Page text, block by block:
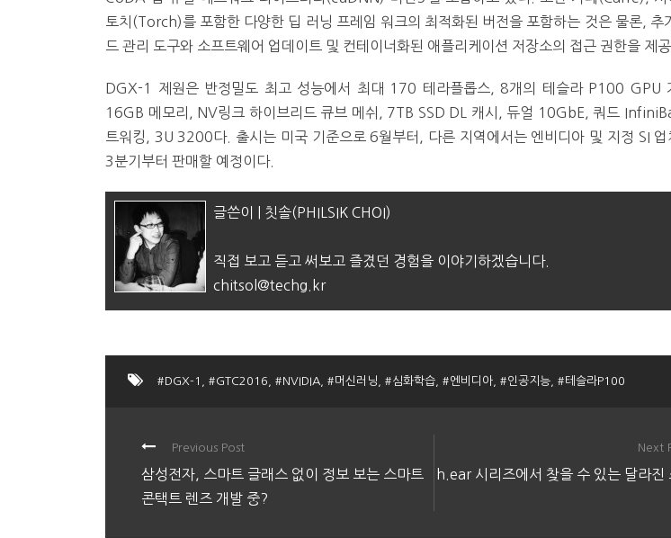
토치(Torch)를 포함한 다양한 딥 러닝 프레임 워크의 최적화된 버전을 포함하는 것은 물론, 추
드 관리 도구와 소프트웨어 업데이트 및 컨테이너화된 애플리케이션 저장소의 접근 권한을 제
DGX-1 제원은 반정밀도 최고 성능에서 최대 170 테라플롭스, 8개의 테슬라 P100 GPU
16GB 메모리, NV링크 하이브리드 큐브 메쉬, 7TB SSD DL 캐시, 듀얼 10GbE, 쿼드
트워킹, 3U 3200다. 출시는 미국 기준으로 6월부터, 다른 지역에서는 엔비디아 및 지정 SI
3분기부터 판매할 예정이다.
글쓴이 | 칫솔(PHILSIK CHOI)
직접 보고 듣고 써보고 즐겼던 경험을 이야기하겠습니다.
chitsol@techg.kr
#DGX-1 #GTC2016 #NVIDIA #머신러닝 #심화학습 #엔비디아 #인공지능 #테슬라P100
Previous Post
삼성전자, 스마트 글래스 없이 정보 보는 스마트
콘택트 렌즈 개발 중?
Next
h.ear 시리즈에서 찾을 수 있는 달라진